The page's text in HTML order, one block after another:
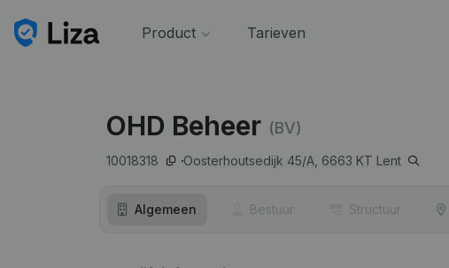
Product Tarieven
OHD Beheer (BV)
10018318 Oosterhoutsedijk 45/A, 6663 KT Lent
Algemeen Bestuur Structuur